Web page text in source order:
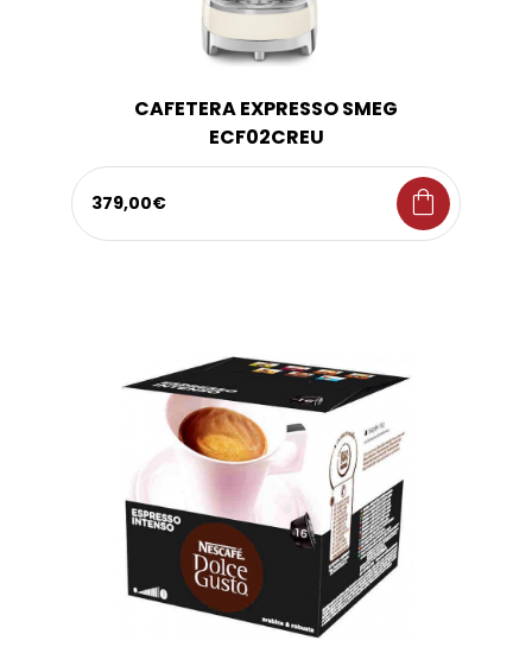
CAFETERA EXPRESSO SMEG
ECF02CREU
379,00€ shopping_bag